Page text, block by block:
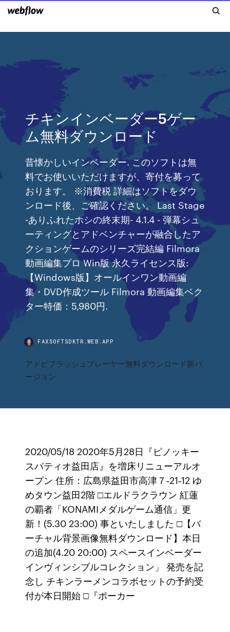
チキンインベーダー5ゲー
ム無料ダウンロード
昔懐かしいインベーダー. このソフトは無
料でお使いいただけますが、寄付を募って
おります。 ※消費税 詳細はソフトをダウ
ンロード後、ご確認ください。 Last Stage
-ありふれたホシの終末期- 4.1.4 - 弾幕シュ
ーティングとアドベンチャーが融合したア
クションゲームのシリーズ完結編 Filmora
動画編集プロ Win版 永久ライセンス版:
【Windows版】オールインワン動画編
集・DVD作成ツール Filmora 動画編集ベク
ター特価：5,980円.
FAXSOFTSDKTR.WEB.APP
アドビフラッシュプレーヤー無料ダウンロード新バ
ージョン
2020/05/18 2020年5月28日『ピノッキー
スパティオ益田店』を増床リニューアルオ
ープン 住所：広島県益田市高津７‐21‐12 ゆ
めタウン益田2階 □エルドラクラウン 紅蓮
の覇者「KONAMIメダルゲーム通信」更
新！(5.30 23:00) 事といたしました □【バ
ーチャル背景画像無料ダウンロード】本日
の追加(4.20 20:00) スペースインベーダー
インヴィンシブルコレクション」 発売を記
念し チキンラーメンコラボセットの予約受
付が本日開始 □『ポーカー